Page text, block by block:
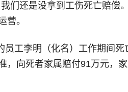
们还是没拿到工伤死亡赔偿
营。
工李明（化名）工作期间
，向死者家属赔付91万元，